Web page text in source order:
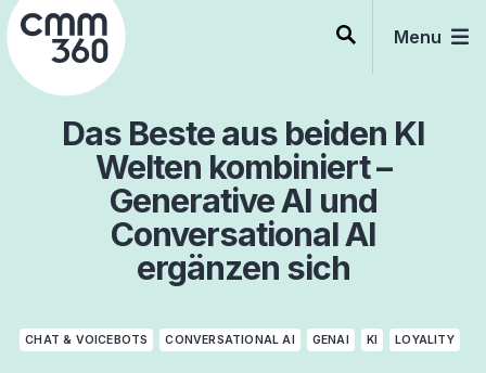
Skip
to
content
Menu
Das Beste aus beiden KI
Welten kombiniert –
Generative AI und
Conversational AI
ergänzen sich
CHAT & VOICEBOTS CONVERSATIONAL AI GENAI KI LOYALITY